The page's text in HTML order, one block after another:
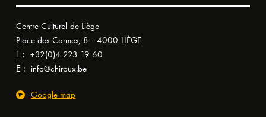
Centre Culturel de Liège
Place des Carmes, 8 - 4000 LIÈGE
T : +32(0)4 223 19 60
E : info@chiroux.be
Google map